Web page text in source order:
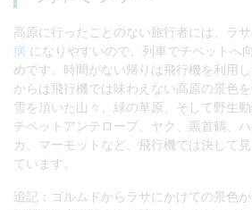
高原に行ったことのない旅行者には、ラ
病 になりやすいので、列車でチベットへ
めです。時間がない帰りは飛行機を利用
からは飛行機では味わえない高原の景色を
雪を頂いた山々、緑の草原、そして野生動
チベットアンテロープ、ヤク、黒首鶴、
カ、マーモットなど、飛行機では決して
ています。
追記：ゴルムドからラサにかけての景色